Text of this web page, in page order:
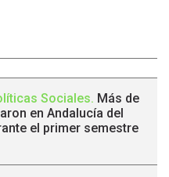
Sociales. Más de
en Andalucía del
el primer semestre